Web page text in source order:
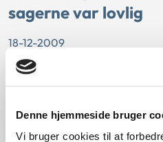
Denne hjemmeside bruger
Vi bruger cookies til at
sagerne var lovlig
18-12-2009
Statsforvaltningen Nordjylland
Social og beskæftigelse
En kommune havde besluttet